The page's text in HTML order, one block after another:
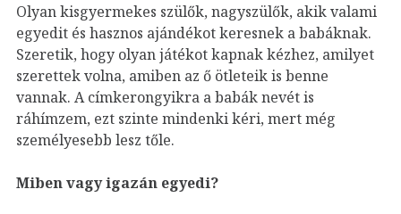
Olyan kisgyermekes szülők, nagyszülők, akik valami
egyedit és hasznos ajándékot keresnek a babáknak.
Szeretik, hogy olyan játékot kapnak kézhez, amilyet
szerettek volna, amiben az ő ötleteik is benne
vannak. A címkerongyikra a babák nevét is
ráhímzem, ezt szinte mindenki kéri, mert még
személyesebb lesz tőle.
Miben vagy igazán egyedi?